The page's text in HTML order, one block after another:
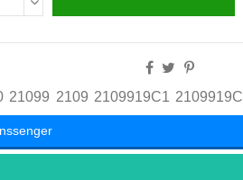
21099 2109 2109919C1 2109919C